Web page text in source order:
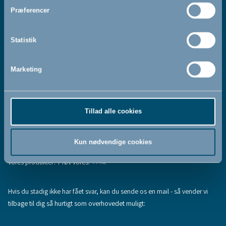
Præferencer
Statistik
Marketing
Tillad alle cookies
Kun nødvendige cookies
læst og accepteret vores
Cookiepolitik
Tilmeld
Fandt du ikke den information, du søgte, eller har du flere spørgsmål til
vores produkter? Prøv vores:FAQ
Hvis du stadig ikke har fået svar, kan du sende os en mail - så vender vi
tilbage til dig så hurtigt som overhovedet muligt: